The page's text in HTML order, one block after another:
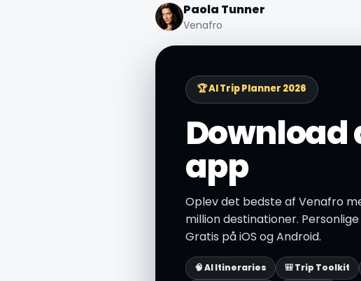
Paola Tunner
Venafro
🏆 AI Trip Planner 2026
Download
app
Oplev det bedste af Venafro
million destinationer.
Gratis på iOS og Android.
🧠 AI Itineraries 🎒 Trip Toolkit